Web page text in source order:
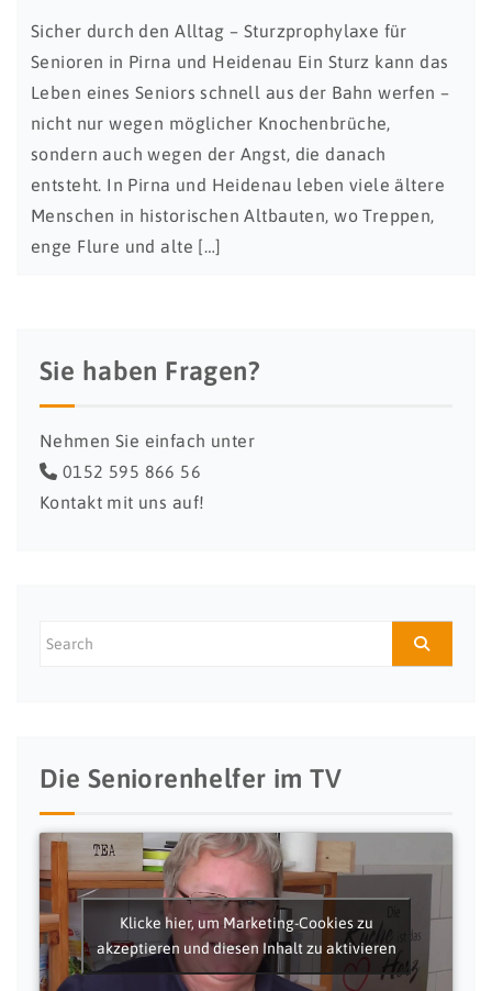
Sicher durch den Alltag – Sturzprophylaxe für
Senioren in Pirna und Heidenau Ein Sturz kann das
Leben eines Seniors schnell aus der Bahn werfen –
nicht nur wegen möglicher Knochenbrüche,
sondern auch wegen der Angst, die danach
entsteht. In Pirna und Heidenau leben viele ältere
Menschen in historischen Altbauten, wo Treppen,
enge Flure und alte […]
Sie haben Fragen?
Nehmen Sie einfach unter
0152 595 866 56
Kontakt mit uns auf!
Die Seniorenhelfer im TV
Klicke hier, um Marketing-Cookies zu
akzeptieren und diesen Inhalt zu aktivieren